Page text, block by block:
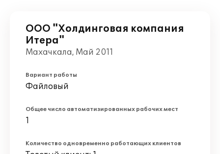
ООО "Холдинговая компания
Итера"
Махачкала, Май 2011
Вариант работы
Файловый
Общее число автоматизированных рабочих мест
1
Количество одновременно работающих клиентов